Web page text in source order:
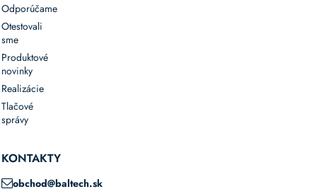
Odporúčame
Otestovali
sme
Produktové
novinky
Realizácie
Tlačové
správy
KONTAKTY
obchod@baltech.sk